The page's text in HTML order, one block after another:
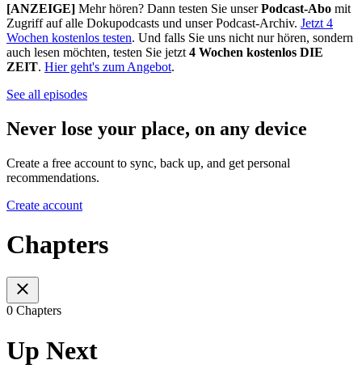
[ANZEIGE] Mehr hören? Dann testen Sie unserPodcast-Abo mit
Zugriff auf alle Dokupodcasts und unser Podcast-Archiv. Jetzt 4
Wochen kostenlos testen. Und falls Sie uns nicht nur hören, sondern
auch lesen möchten, testen Sie jetzt 4 Wochen kostenlos DIE
ZEIT. Hier geht's zum Angebot.
See all episodes
Never lose your place, on any device
Create a free account to sync, back up, and get personal
recommendations.
Create account
Chapters
0 Chapters
Up Next